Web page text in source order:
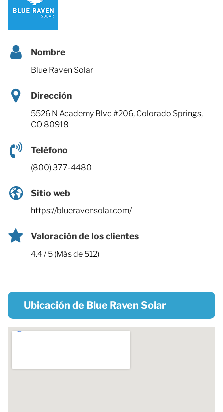
Nombre
Blue Raven Solar
Dirección
5526 N Academy Blvd #206, Colorado Springs,
CO 80918
Teléfono
(800) 377-4480
Sitio web
https://blueravensolar.com/
Valoración de los clientes
4.4 / 5 (Más de 512)
Ubicación de Blue Raven Solar